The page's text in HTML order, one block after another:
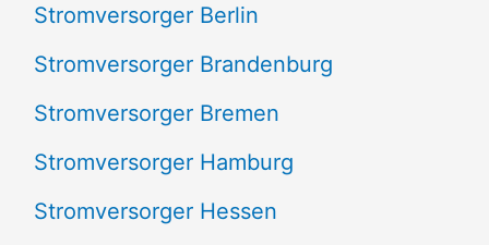
:Stromversorger Berlin
Stromversorger Brandenburg
Stromversorger Bremen
Stromversorger Hamburg
Stromversorger Hessen